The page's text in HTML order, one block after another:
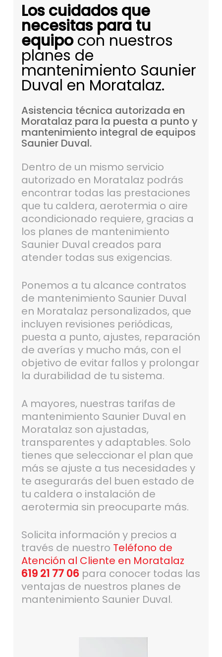
Los cuidados que
necesitas para tu
equipocon nuestros
planes de
mantenimiento Saunier
Duval en Moratalaz.
Asistencia técnica autorizada en
Moratalaz para la puesta a puntoy
mantenimiento integral deequipos
Saunier Duval.
Dentro de un mismo servicio
autorizado en Moratalaz podrás
encontrar todas las prestaciones
que tu caldera, aerotermia o aire
acondicionado requiere, gracias a
los planes de mantenimiento
Saunier Duval creados para
atender todas sus exigencias.
Ponemos a tu alcance contratos
de mantenimiento Saunier Duval
en Moratalaz personalizados, que
incluyen revisiones periódicas,
puesta a punto, ajustes, reparación
de averías y mucho más, con el
objetivo de evitar fallos y prolongar
la durabilidad de tu sistema.
A mayores, nuestras tarifas de
mantenimiento Saunier Duval en
Moratalaz son ajustadas,
transparentes y adaptables. Solo
tienes que seleccionar el plan que
más se ajuste a tus necesidades y
te asegurarás del buen estado de
tu caldera o instalación de
aerotermia sin preocuparte más.
Solicita información y precios a
través de nuestro Teléfono de
Atención al Cliente en Moratalaz
619 21 77 06 para conocer todas las
ventajas de nuestros planes de
mantenimiento Saunier Duval.